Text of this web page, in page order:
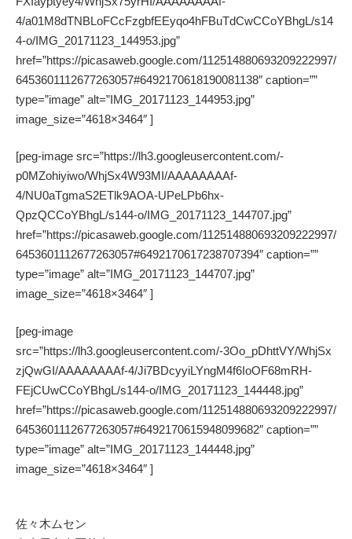
4/a01M8dTNBLoFCcFzgbfEEyqo4hFBuTdCwCCoYBhgL/s14
4-o/IMG_20171123_144953.jpg”
href=”https://picasaweb.google.com/112514880693209222997/
6453601112677263057#6492170618190081138″ caption=””
type=”image” alt=”IMG_20171123_144953.jpg”
image_size=”4618×3464″ ]
[peg-image src=”https://lh3.googleusercontent.com/-
p0MZohiyiwo/WhjSx4W93MI/AAAAAAAAf-
4/NU0aTgmaS2ETlk9AOA-UPeLPb6hx-
QpzQCCoYBhgL/s144-o/IMG_20171123_144707.jpg”
href=”https://picasaweb.google.com/112514880693209222997/
6453601112677263057#6492170617238707394″ caption=””
type=”image” alt=”IMG_20171123_144707.jpg”
image_size=”4618×3464″ ]
[peg-image
src=”https://lh3.googleusercontent.com/-3Oo_pDhttVY/WhjSx
zjQwGI/AAAAAAAAf-4/Ji7BDcyyiLYngM4f6IoOF68mRH-
FEjCUwCCoYBhgL/s144-o/IMG_20171123_144448.jpg”
href=”https://picasaweb.google.com/112514880693209222997/
6453601112677263057#6492170615948099682″ caption=””
type=”image” alt=”IMG_20171123_144448.jpg”
image_size=”4618×3464″ ]
佐々木ムセン